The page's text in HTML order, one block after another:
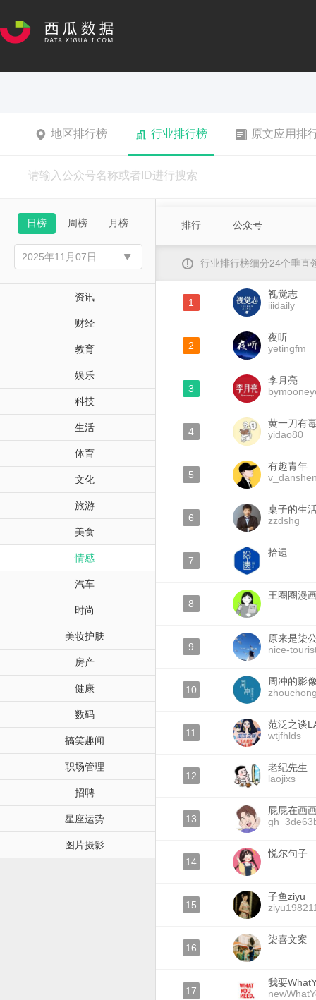
地区排行榜 行业排行榜 原文应用排
日榜 周榜 月榜
资讯
财经
教育
娱乐
科技
生活
体育
文化
旅游
美食
情感
汽车
时尚
美妆护肤
房产
健康
数码
搞笑趣闻
职场管理
招聘
星座运势
图片摄影
排行 公众号
行业排行榜细分24个垂直
1
视觉志
iiidaily
2
夜听
yetingfm
3
李月亮
4
黄一刀有
yidao80
5
有趣青年
6
桌子的生
zzdshg
7
拾遗
8
王圈圈漫
9
原来是柒
nice-
10
周冲的影
11
范泛之谈
wtjfhlds
12
老纪先生
laojixs
13
屁屁在画
14
悦尔句子
15
子鱼ziyu
16
柒喜文案
17
我要